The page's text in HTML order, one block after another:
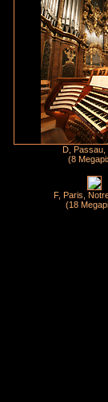
D, Passau,
(8
F, Paris,
(18